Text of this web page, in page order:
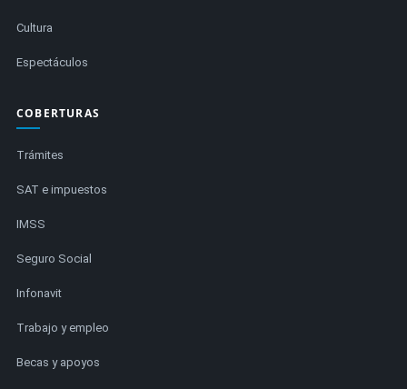
Cultura
Espectáculos
COBERTURAS
Trámites
SAT e impuestos
IMSS
Seguro Social
Infonavit
Trabajo y empleo
Becas y apoyos